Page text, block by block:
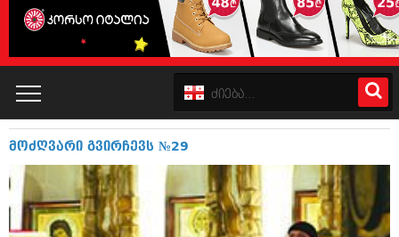
კატალოგი
პოლიტიკა
ინტერვიუები
მოძღვარი გვირჩევს №29